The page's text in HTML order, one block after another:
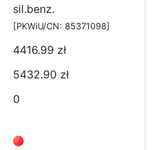
sil.benz.
[PKWiU/CN: 85371098]
4416.99 zł
5432.90 zł
0